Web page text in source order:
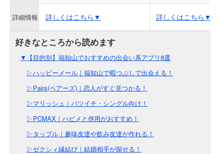
詳細情報 詳しくはこちら▼ 詳しくはこちら▼
▼【目的別】福知山でおすすめの出会い系アプリ8選
▷ハッピーメール｜福知山で暇つぶしで出会える！
▷Pairs(ペアーズ)｜恋人がすぐ見つかる！
▷マリッシュ｜バツイチ・シングル向け！
▷PCMAX｜ハピメと併用がおすすめ！
▷タップル｜趣味友達や飲み友達が作れる！
▷ゼクシィ縁結び｜結婚相手が探せる！